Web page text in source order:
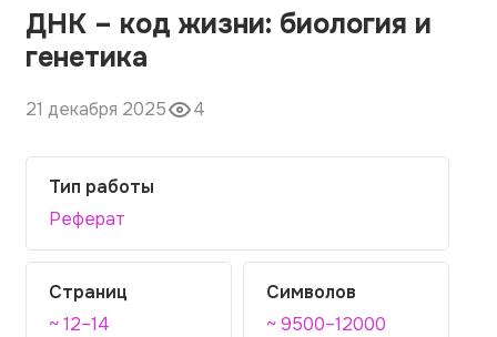
О компании
Наши гарантии
Порядок оплаты
Вопросы и ответы
Отзывы
Контакты
ДНК – код жизни: биология и
генетика
21 декабря 2025 4
Тип работы
Реферат
Страниц
~ 12–14
Символов
~ 9500–12000